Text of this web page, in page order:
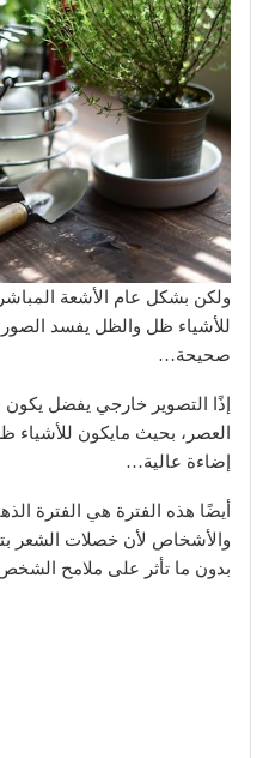
ولكن بشكل عام الأشعة
للأشياء ظل والظل يفسد
صحيحة…
إذًا التصوير خارجي يفضل يكون
العصر، بحيث مايكون للأشياء
إضاءة عالية…
أيضًا هذه الفترة هي الفترة
والأشخاص لأن خصلات الشعر
بدون ما تأثر على ملامح